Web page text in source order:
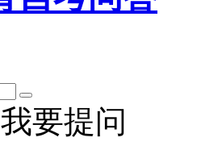
我要提问